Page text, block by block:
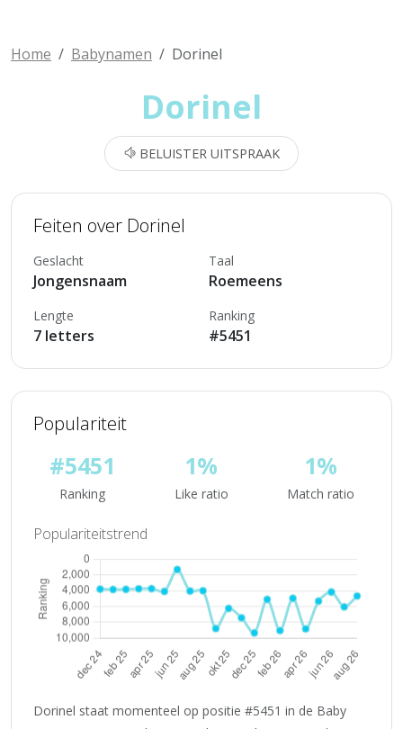
Home Babynamen Dorinel
Dorinel
BELUISTER UITSPRAAK
Feiten over Dorinel
Geslacht
Jongensnaam
Taal
Roemeens
Lengte
7 letters
Ranking
#5451
Populariteit
#5451
Ranking
1%
Like ratio
1%
Match ratio
Populariteitstrend
Dorinel staat momenteel op positie #5451 in de Baby